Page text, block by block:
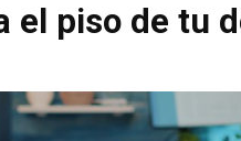
el piso de tu